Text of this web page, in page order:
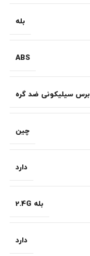
بله
ABS
برس سیلیکونی ضد گره
چین
دارد
بله 2.4G
دارد